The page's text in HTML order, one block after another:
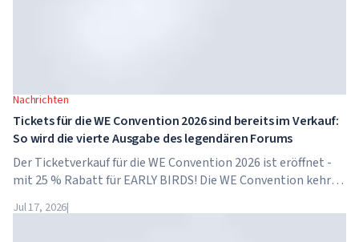
Nachrichten
Tickets für die WE Convention 2026 sind bereits im Verkauf:
So wird die vierte Ausgabe des legendären Forums
Der Ticketverkauf für die WE Convention 2026 ist eröffnet -
mit 25 % Rabatt für EARLY BIRDS! Die WE Convention kehrt
November 2026 findet das Forum im...
Jul 17, 2026|